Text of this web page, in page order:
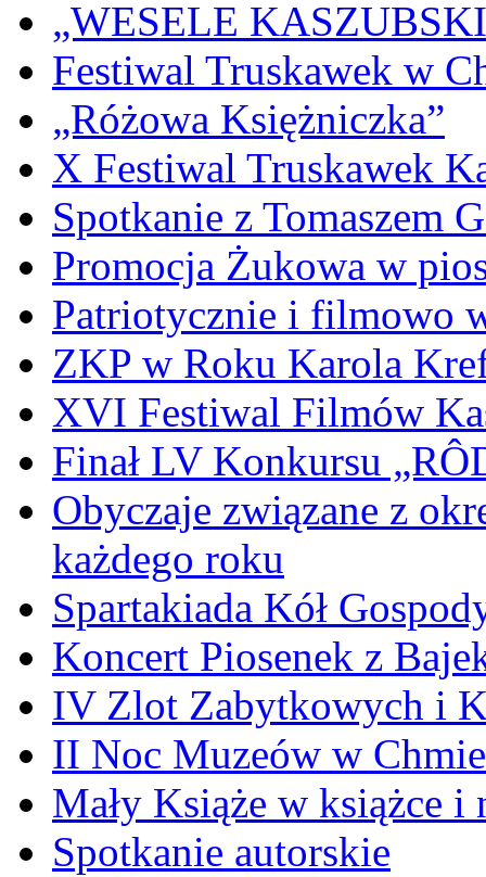
„WESELE
Festiwal Truskawek w
„Różowa Księżniczka”
X Festiwal Truskawek
Spotkanie z Tomaszem
Promocja Żukowa w
Patriotycznie i filmowo
ZKP w Roku Karola
XVI Festiwal Filmów
Finał LV Konkursu
Obyczaje związane z
każdego roku
Spartakiada Kół
Koncert Piosenek z
IV Zlot Zabytkowych i
II Noc Muzeów w
Mały Książe w książce i
Spotkanie autorskie